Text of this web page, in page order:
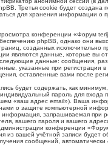
Третья cookie будет
для хранения информации
конференции «Форум
phpBB, однако они
созданных исключительно
являются данные, которые вы
данные: сообщения,
указанные при регистрации
оставленные вами после
будет содержать, как
индивидуальный пароль для
«ваш адрес email»). Ваша
о защите компьютерной
информация, запрашиваемая при
вашего пароля и вашего
конференции
из вашей учётной записи будет
сообщений,